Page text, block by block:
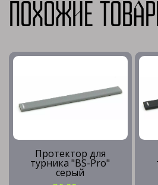
Похожие
Протектор для
турника "BS-Pro"
серый